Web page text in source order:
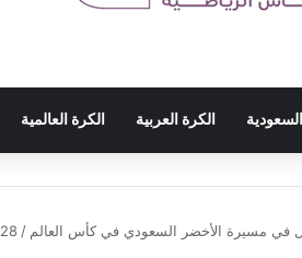
الكرة العربية الكرة العالمية
في مسيرة الأخضر السعودي في كأس العالم /